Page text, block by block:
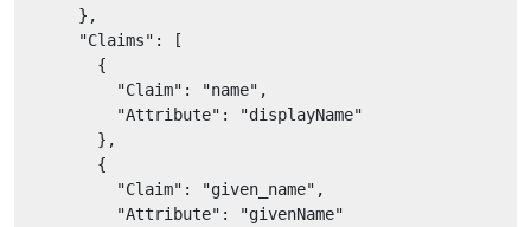
      },
"Claims" : [
        {
"Claim" : "name" ,
"Attribute" :
"displayName"
        },
        {
"Claim" : "given_name" ,
"Attribute" :
"givenName"